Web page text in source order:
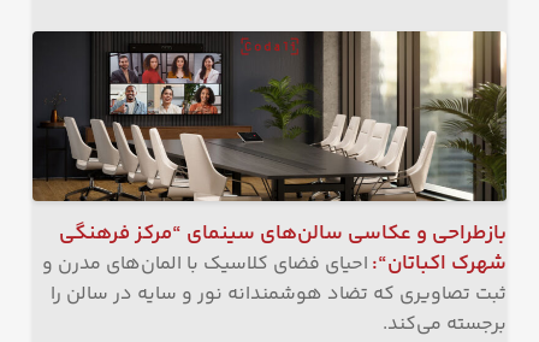
بازطراحی و عکاسی سالن‌های سینمای “مرکز فرهنگی
شهرک اکباتان“: احیای فضای کلاسیک با المان‌های مدرن و
ثبت تصاویری که تضاد هوشمندانه نور و سایه در سالن را
برجسته می‌کند.